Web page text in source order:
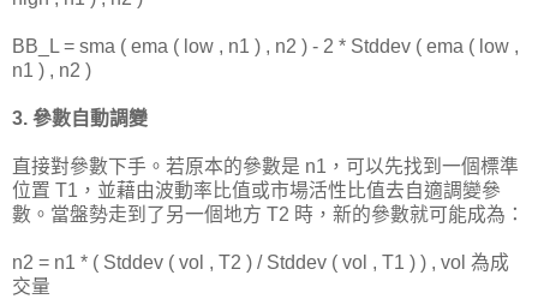
BB_L = sma ( ema ( low , n1 ) , n2 ) - 2 * Stddev ( ema ( low ,
n1 ) , n2 )
3. 參數自動調變
直接對參數下手。若原本的參數是 n1，可以先找到一個標準
位置 T1，並藉由波動率比值或市場活性比值去自適調變參
數。當盤勢走到了另一個地方 T2 時，新的參數就可能成為：
n2 = n1 * ( Stddev ( vol , T2 ) / Stddev ( vol , T1 ) ) , vol 為成
交量